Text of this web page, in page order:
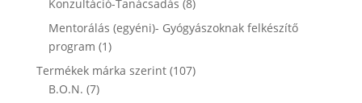
Konzultáció-Tanácsadás 8
termék
Mentorálás (egyéni)- Gyógyászoknak felkészítő
program 11
termék
Termékek márka szerint 107107
B.O.N. 77